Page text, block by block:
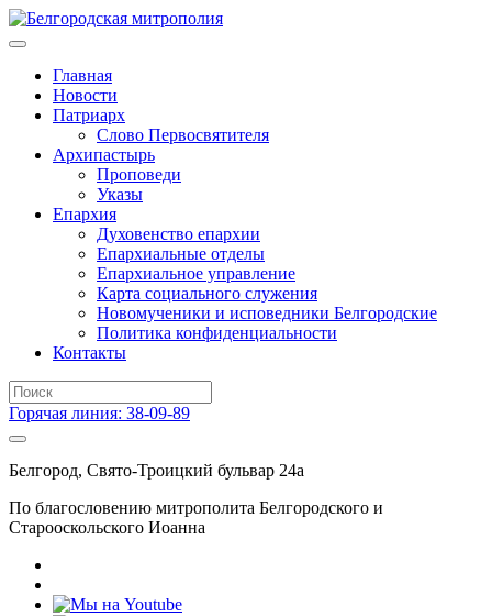
Главная
Новости
Патриарх
Слово Первосвятителя
Архипастырь
Проповеди
Указы
Епархия
Духовенство епархии
Епархиальные отделы
Епархиальное управление
Карта социального служения
Новомученики и исповедники Белгородские
Политика конфиденциальности
Контакты
Горячая линия: 38-09-89
Белгород, Свято-Троицкий бульвар 24а
По благословению митрополита Белгородского и
Старооскольского Иоанна